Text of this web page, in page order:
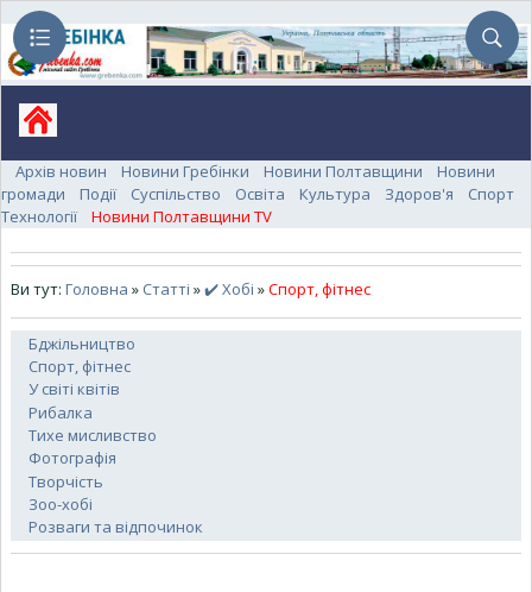
Архів новин Новини Гребінки Новини Полтавщини
Новини
громади
Події Суспільство Освіта Культура Здоров'я
Спорт
Технології
Новини Полтавщини TV
Ви тут: Головна » Статті »✔️ Хобі »Спорт, фітнес
Бджільництво
Спорт, фітнес
У світі квітів
Рибалка
Тихе мисливство
Фотографія
Творчість
Зоо-хобі
Розваги та відпочинок